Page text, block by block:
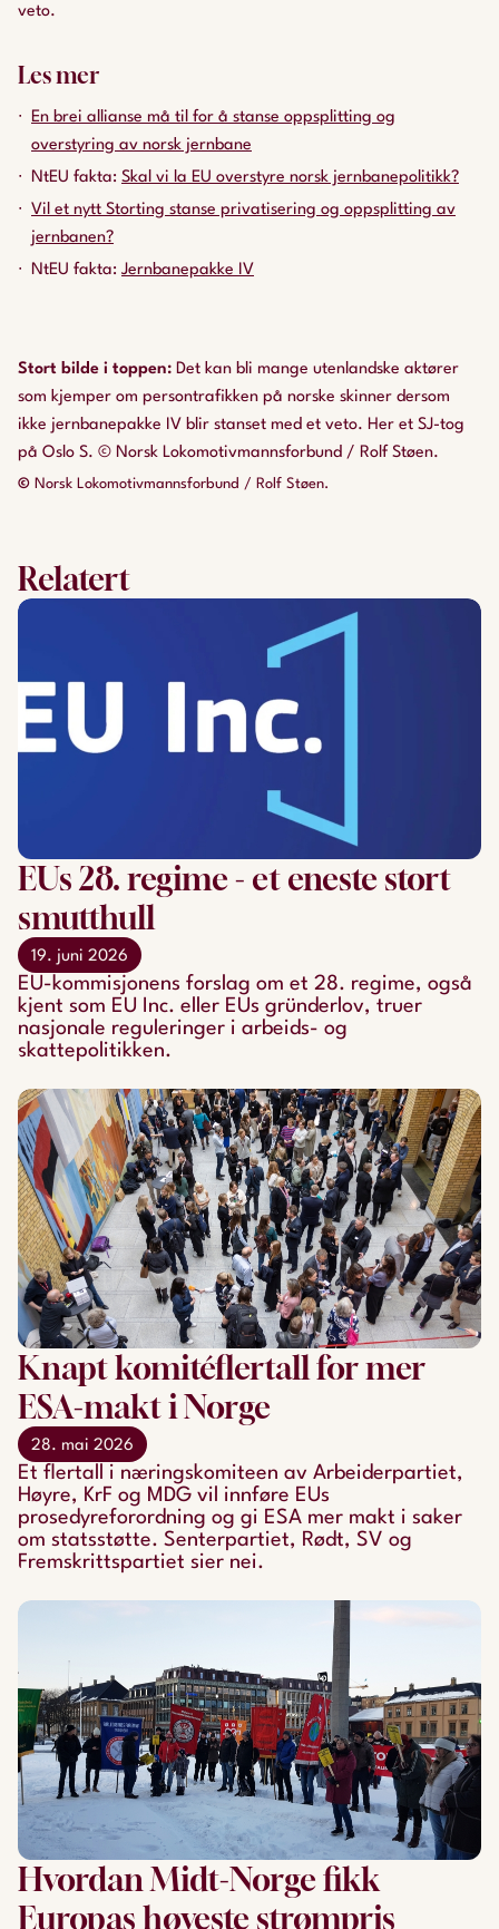
veto.
Les mer
En brei allianse må til for å stanse oppsplitting og
overstyring av norsk jernbane
NtEU fakta: Skal vi la EU overstyre norsk jernbanepolitikk?
Vil et nytt Storting stanse privatisering og oppsplitting av
jernbanen?
NtEU fakta: Jernbanepakke IV
Stort bilde i toppen: Det kan bli mange utenlandske aktører
som kjemper om persontrafikken på norske skinner dersom
ikke jernbanepakke IV blir stanset med et veto. Her et SJ-tog
på Oslo S. © Norsk Lokomotivmannsforbund / Rolf Støen.
© Norsk Lokomotivmannsforbund / Rolf Støen.
Relatert
EUs 28. regime - et eneste stort
smutthull
19. juni 2026
EU-kommisjonens forslag om et 28. regime, også
kjent som EU Inc. eller EUs gründerlov, truer
nasjonale reguleringer i arbeids- og
skattepolitikken.
Knapt komitéflertall for mer
ESA-makt i Norge
28. mai 2026
Et flertall i næringskomiteen av Arbeiderpartiet,
Høyre, KrF og MDG vil innføre EUs
prosedyreforordning og gi ESA mer makt i saker
om statsstøtte. Senterpartiet, Rødt, SV og
Fremskrittspartiet sier nei.
Hvordan Midt-Norge fikk
Europas høyeste strømpris